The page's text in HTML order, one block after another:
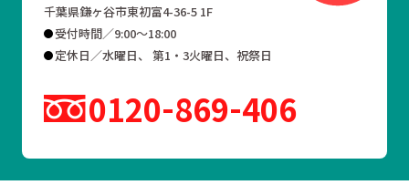
千葉県鎌ヶ谷市東初富4-36-5 1F
受付時間／9:00～18:00
定休日／水曜日、 第1・3火曜日、祝祭日
0120 869 406